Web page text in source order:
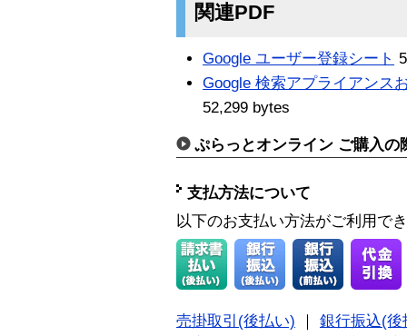
関連PDF
Google ユーザー登録シート
Google 検索アプライアンス
52,299 bytes
ぷらっとオンライン ご購入の
支払方法について
以下のお支払い方法がご利用で
売掛取引(後払い)
銀行振込(後